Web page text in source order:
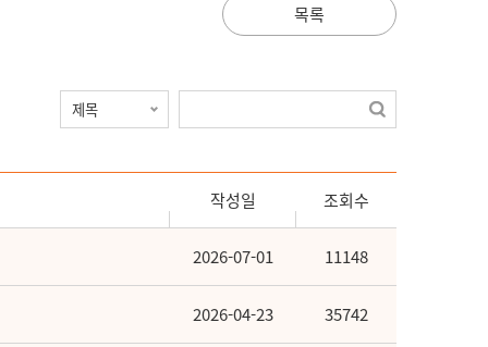
목록
작성일 조회수
2026-07-01 11148
2026-04-23 35742